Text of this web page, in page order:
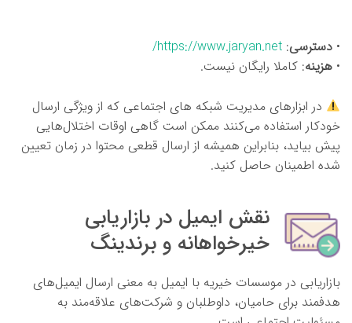
• دسترسی:
https://www.jaryan.net/
• هزینه: کاملا رایگان نیست.
در ابزارهای مدیریت شبکه های اجتماعی که از ویژگی ارسال
خودکار استفاده می‌کنند ممکن است گاهی اوقات اختلال‌هایی
پیش بیاید، بنابراین همیشه از ارسال قطعی محتوا در زمان تعیین
شده اطمینان حاصل کنید.
نقش ایمیل در بازاریابی
خیرخواهانه و برندینگ
بازاریابی در موسسات خیریه با ایمیل به معنی ارسال ایمیل‌های
هدفمند برای حامیان، داوطلبان و شرکت‌های علاقه‌مند به